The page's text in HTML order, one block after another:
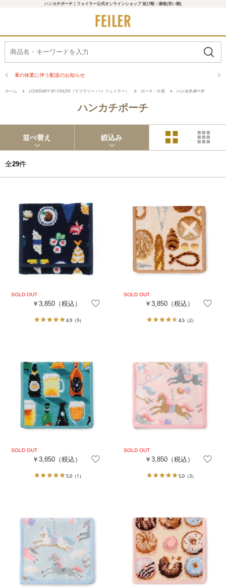
ハンカチポーチ｜フェイラー公式オンラインショップ 並び順：価格(安い順)
商品配送に関するお知らせ
ホーム > LOVERARY BY FEILER（ラブラリー バイ フェイラー） > ポーチ・巾着 > ハンカチポーチ
ハンカチポーチ
並べ替え 絞込み
全29件
￥3,850 （税込）
4.9 （9）
￥3,850（税込）
4.5（2）
￥3,850 （税込）
5.0 （1）
￥3,850（税込）
5.0（3）